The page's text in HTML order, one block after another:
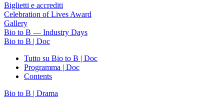
Biglietti e accrediti
Celebration of Lives Award
Gallery
Bio to B — Industry Days
Bio to B | Doc
Tutto su Bio to B | Doc
Programma | Doc
Contents
Bio to B | Drama